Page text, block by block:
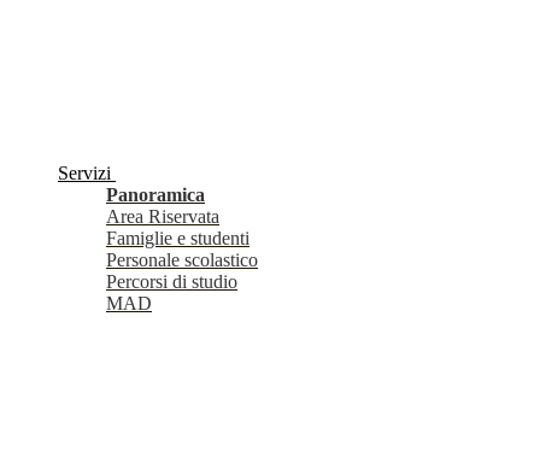
Servizi
Panoramica
Area Riservata
Famiglie e studenti
Personale scolastico
Percorsi di studio
MAD